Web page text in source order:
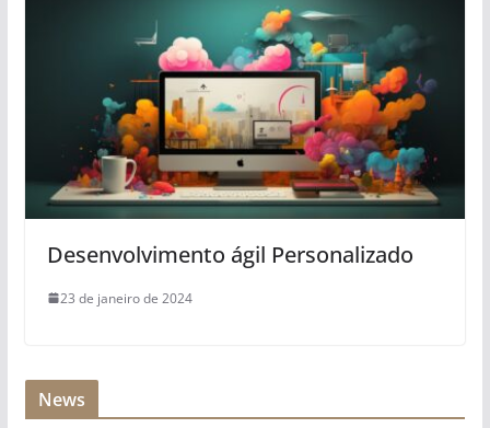
Desenvolvimento ágil Personalizado
23 de janeiro de 2024
News